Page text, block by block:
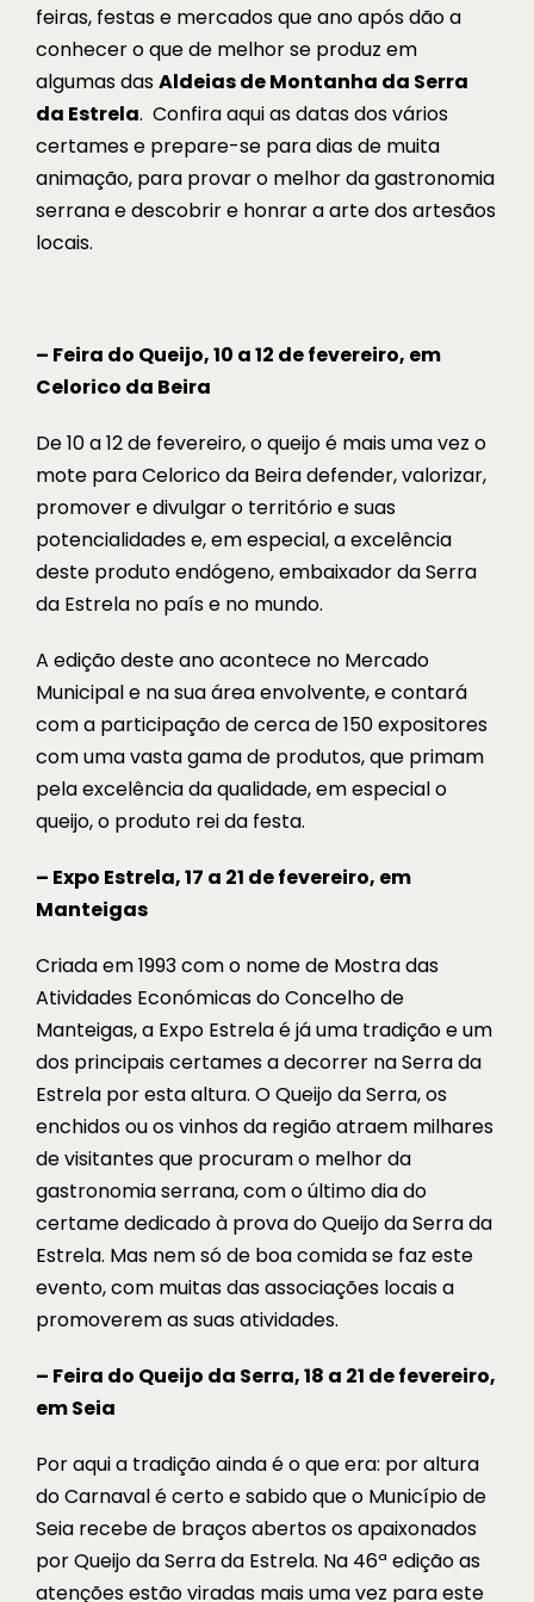
feiras, festas e mercados que ano após dão a
conhecer o que de melhor se produz em
algumas dasAldeias de Montanha da Serra
da Estrela. Confira aqui as datas dos vários
certames e prepare-se para dias de muita
animação, para provar o melhor da gastronomia
serrana e descobrir e honrar a arte dos artesãos
locais.
– Feira do Queijo, 10 a 12 de fevereiro, em
Celorico da Beira
De 10 a 12 de fevereiro, o queijo é mais uma vez o
mote para Celorico da Beira defender, valorizar,
promover e divulgar o território e suas
potencialidades e, em especial, a excelência
deste produto endógeno, embaixador da Serra
da Estrela no país e no mundo.
A edição deste ano acontece no Mercado
Municipal e na sua área envolvente, e contará
com a participação de cerca de 150 expositores
com uma vasta gama de produtos, que primam
pela excelência da qualidade, em especial o
queijo, o produto rei da festa.
– Expo Estrela, 17 a 21 de fevereiro, em
Manteigas
Criada em 1993 com o nome de Mostra das
Atividades Económicas do Concelho de
Manteigas, a Expo Estrela é já uma tradição e um
dos principais certames a decorrer na Serra da
Estrela por esta altura. O Queijo da Serra, os
enchidos ou os vinhos da região atraem milhares
de visitantes que procuram o melhor da
gastronomia serrana, com o último dia do
certame dedicado à prova do Queijo da Serra da
Estrela. Mas nem só de boa comida se faz este
evento, com muitas das associações locais a
promoverem as suas atividades.
– Feira do Queijo da Serra, 18 a 21 de fevereiro,
em Seia
Por aqui a tradição ainda é o que era: por altura
do Carnaval é certo e sabido que o Município de
Seia recebe de braços abertos os apaixonados
por Queijo da Serra da Estrela. Na 46ª edição as
atenções estão viradas mais uma vez para este